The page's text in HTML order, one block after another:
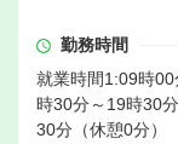
勤務時間
就業時間1:09時
時30分～19時30
30分（休憩0分）